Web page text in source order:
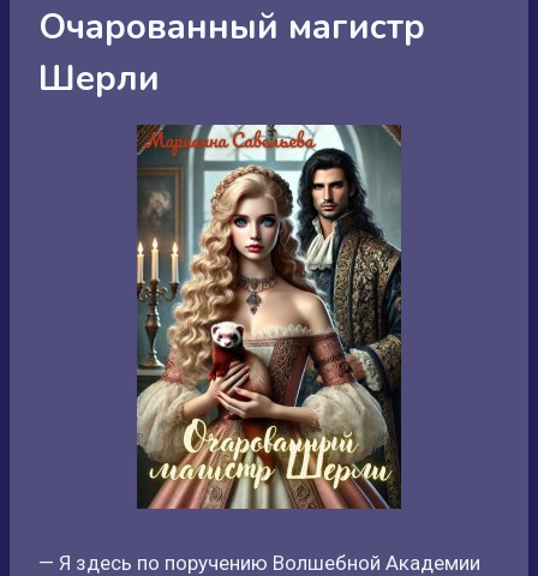
Очарованный магистр
Шерли
— Я здесь по поручению Волшебной Академии